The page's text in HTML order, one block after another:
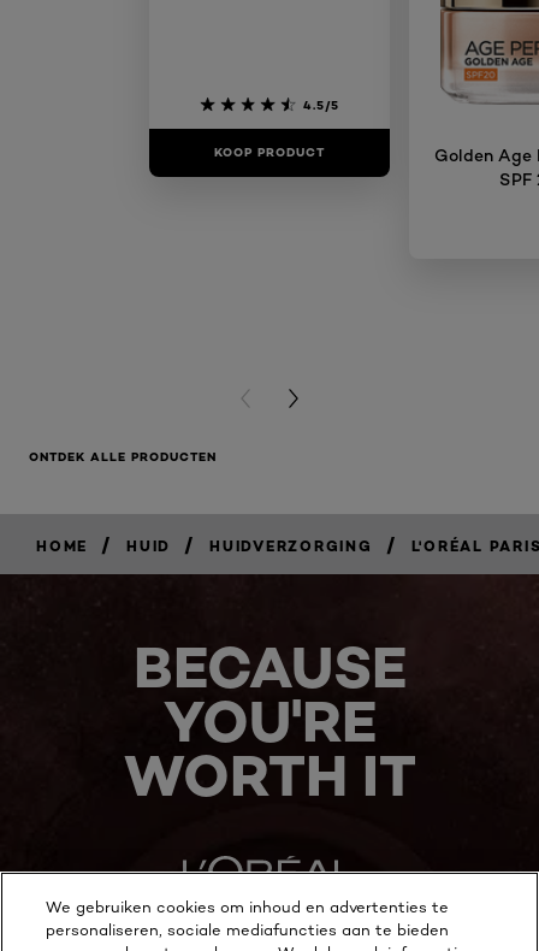
4.5/5
KOOP PRODUCT
Golden Age
SPF
PREVIOUS CARD
NEXT CARD
ONTDEK ALLE PRODUCTEN
HOME / HUID / HUIDVERZORGING / L'ORÉAL
BECAUSE
YOU'RE
WORTH IT
We gebruiken cookies om inhoud en advertenties te
personaliseren, sociale mediafuncties aan te bieden